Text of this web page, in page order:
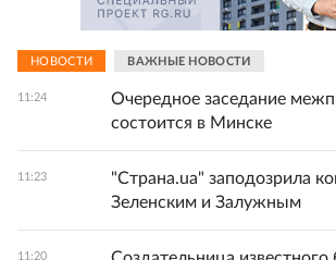
НОВОСТИ ВАЖНЫЕ НОВОСТИ
11:24
Очередное заседание
состоится в Минске
11:23
"Страна.ua" заподозрила
Зеленским и Залужным
11:20